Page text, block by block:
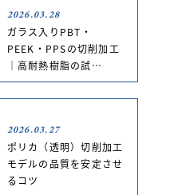
2026.03.28
ガラス入りPBT・
PEEK・PPSの切削加工
｜高耐熱樹脂の試…
2026.03.27
ポリカ（透明）切削加工
モデルの品質を安定させ
るコツ